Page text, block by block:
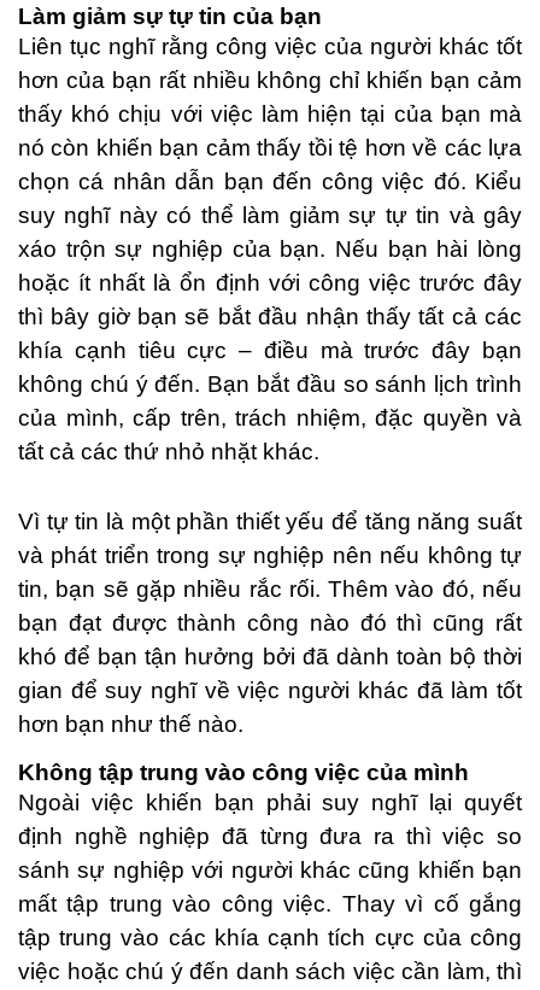
Làm giảm sự tự tin của bạn
Liên tục nghĩ rằng công việc của người khác tốt
hơn của bạn rất nhiều không chỉ khiến bạn cảm
thấy khó chịu với việc làm hiện tại của bạn mà
nó còn khiến bạn cảm thấy tồi tệ hơn về các lựa
chọn cá nhân dẫn bạn đến công việc đó. Kiểu
suy nghĩ này có thể làm giảm sự tự tin và gây
xáo trộn sự nghiệp của bạn. Nếu bạn hài lòng
hoặc ít nhất là ổn định với công việc trước đây
thì bây giờ bạn sẽ bắt đầu nhận thấy tất cả các
khía cạnh tiêu cực – điều mà trước đây bạn
không chú ý đến. Bạn bắt đầu so sánh lịch trình
của mình, cấp trên, trách nhiệm, đặc quyền và
tất cả các thứ nhỏ nhặt khác.
Vì tự tin là một phần thiết yếu để tăng năng suất
và phát triển trong sự nghiệp nên nếu không tự
tin, bạn sẽ gặp nhiều rắc rối. Thêm vào đó, nếu
bạn đạt được thành công nào đó thì cũng rất
khó để bạn tận hưởng bởi đã dành toàn bộ thời
gian để suy nghĩ về việc người khác đã làm tốt
hơn bạn như thế nào.
Không tập trung vào công việc của mình
Ngoài việc khiến bạn phải suy nghĩ lại quyết
định nghề nghiệp đã từng đưa ra thì việc so
sánh sự nghiệp với người khác cũng khiến bạn
mất tập trung vào công việc. Thay vì cố gắng
tập trung vào các khía cạnh tích cực của công
việc hoặc chú ý đến danh sách việc cần làm, thì